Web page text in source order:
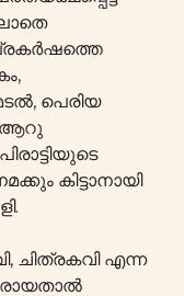
പെരിയ
ആറു
കിട്ടാനായി
ചിത്രകവി എന്ന